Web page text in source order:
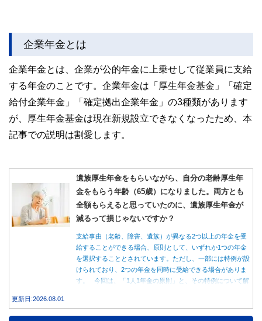
企業年金とは
企業年金とは、企業が公的年金に上乗せして従業員に支給
する年金のことです。企業年金は「厚生年金基金」「確定
給付企業年金」「確定拠出企業年金」の3種類があります
が、厚生年金基金は現在新規設立できなくなったため、本
記事での説明は割愛します。
遺族厚生年金をもらいながら、自分の老齢厚生年
金をもらう年齢（65歳）になりました。両方とも
全額もらえると思っていたのに、遺族厚生年金が
減るって損じゃないですか？
支給事由（老齢、障害、遺族）が異なる2つ以上の年金を受
給することができる場合、原則として、いずれか1つの年金
を選択することとされています。ただし、一部には特例が設
けられており、2つの年金を同時に受給できる場合がありま
す。 今回は、「1人1年金の原則」と、その特例について解
更新日:2026.08.01